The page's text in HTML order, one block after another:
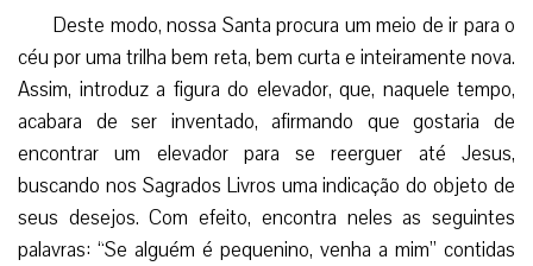
Deste modo, nossa Santa procura um meio de ir para o
céu por uma trilha bem reta, bem curta e inteiramente nova.
Assim, introduz a figura do elevador, que, naquele tempo,
acabara de ser inventado, afirmando que gostaria de
encontrar um elevador para se reerguer até Jesus,
buscando nos Sagrados Livros uma indicação do objeto de
seus desejos. Com efeito, encontra neles as seguintes
palavras: “Se alguém é pequenino, venha a mim” contidas